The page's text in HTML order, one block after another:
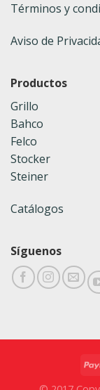
Términos y
Aviso de
Productos
Grillo
Bahco
Felco
Stocker
Steiner
Catálogos
Síguenos